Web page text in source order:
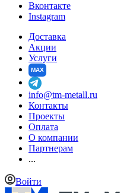
Вконтакте
Instagram
Доставка
Акции
Услуги
MAX
info@tm-metall.ru
Контакты
Проекты
Оплата
О компании
Партнерам
...
Войти